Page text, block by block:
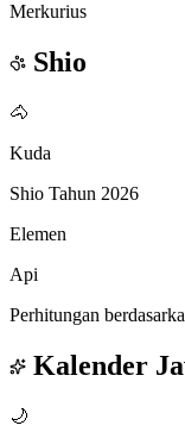
Merkurius
Shio
🐴
Kuda
Shio Tahun 2026
Elemen
Api
Perhitungan
Kalender
🌙